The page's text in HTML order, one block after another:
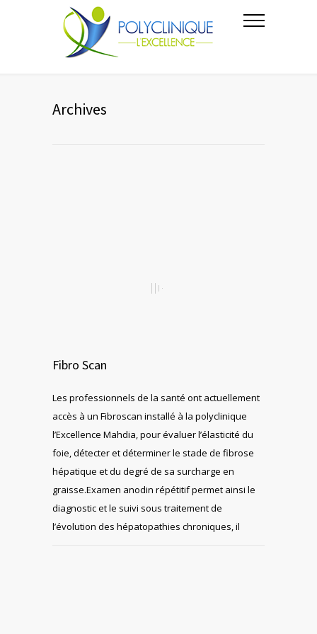
Archives
Fibro Scan
Les professionnels de la santé ont actuellement
accès à un Fibroscan installé à la polyclinique
l’Excellence Mahdia, pour évaluer l’élasticité du
foie, détecter et déterminer le stade de fibrose
hépatique et du degré de sa surcharge en
graisse.Examen anodin répétitif permet ainsi le
diagnostic et le suivi sous traitement de
l’évolution des hépatopathies chroniques, il